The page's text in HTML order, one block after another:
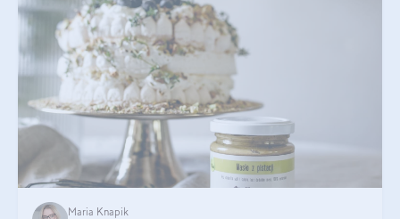
Maria Knapik